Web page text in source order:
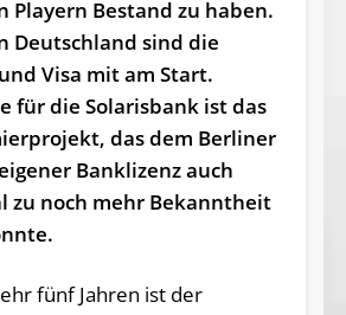
Playern Bestand zu haben.
Deutschland sind die
Visa mit am Start.
für die Solarisbank ist das
das dem Berliner
Banklizenz auch
zu noch mehr Bekanntheit
fünf Jahren ist der